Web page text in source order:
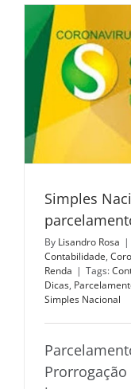
Simples
By Lisandro Rosa |
Contabilidade,
Renda | Tags:
Dicas,
Simples Nacional